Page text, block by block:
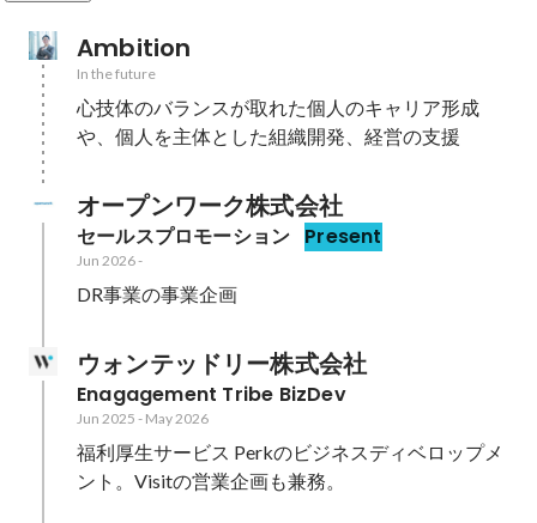
Ambition
In the future
心技体のバランスが取れた個人のキャリア形成
や、個人を主体とした組織開発、経営の支援
オープンワーク株式会社
セールスプロモーション Present
Jun 2026-
DR事業の事業企画
ウォンテッドリー株式会社
Enagagement Tribe BizDev
Jun 2025 - May 2026
福利厚生サービス Perkのビジネスディベロップメ
ント。Visitの営業企画も兼務。